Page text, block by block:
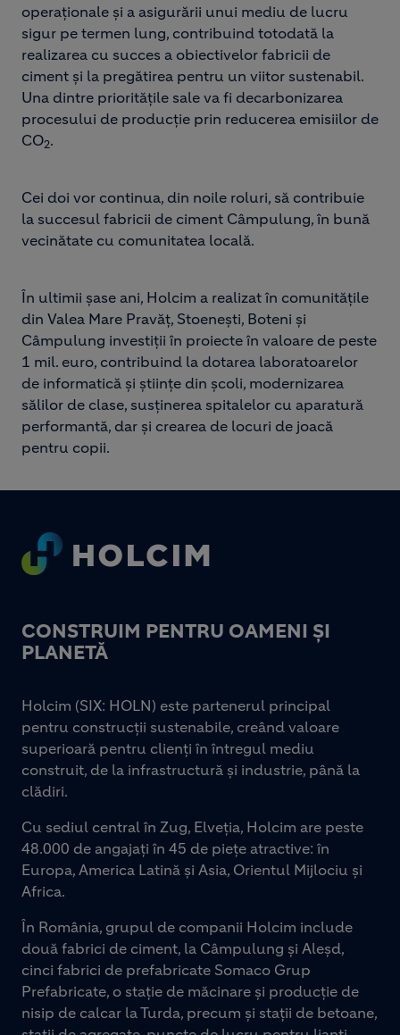
operaționale și a asigurării unui mediu de lucru
sigur pe termen lung, contribuind totodată la
realizarea cu succes a obiectivelor fabricii de
ciment și la pregătirea pentru un viitor sustenabil.
Una dintre prioritățile sale va fi decarbonizarea
procesului de producție prin reducerea emisiilor de
CO2.
Cei doi vor continua, din noile roluri, să contribuie
la succesul fabricii de ciment Câmpulung, în bună
vecinătate cu comunitatea locală.
În ultimii șase ani, Holcim a realizat în comunitățile
din Valea Mare Pravăț, Stoenești, Boteni și
Câmpulung investiții în proiecte în valoare de peste
1 mil. euro, contribuind la dotarea laboratoarelor
de informatică și științe din școli, modernizarea
sălilor de clase, susținerea spitalelor cu aparatură
performantă, dar și crearea de locuri de joacă
pentru copii.
Footer
CONSTRUIM PENTRU OAMENI ȘI
PLANETĂ
Holcim (SIX: HOLN) este partenerul principal
pentru construcții sustenabile, creând valoare
superioară pentru clienți în întregul mediu
construit, de la infrastructură și industrie, până la
clădiri.
Cu sediul central în Zug, Elveția, Holcim are peste
48.000 de angajați în 45 de piețe atractive: în
Europa, America Latină și Asia, Orientul Mijlociu și
Africa.
În România, grupul de companii Holcim include
două fabrici de ciment, la Câmpulung și Aleșd,
cinci fabrici de prefabricate Somaco Grup
Prefabricate, o stație de măcinare și producție de
nisip de calcar la Turda, precum și stații de betoane,